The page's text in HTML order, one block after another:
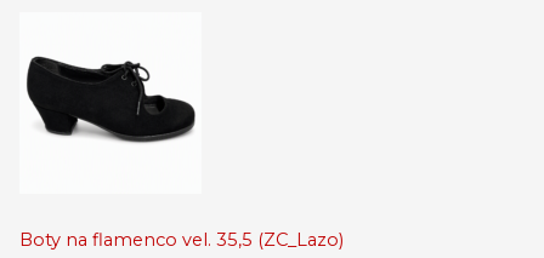
Boty na flamenco vel. 35,5 (ZC_Lazo)